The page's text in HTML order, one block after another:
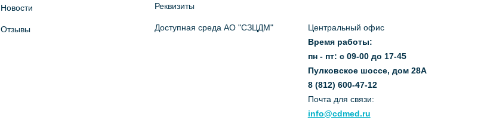
Новости
Отзывы
Реквизиты
Доступная среда АО "СЗЦДМ"
Центральный офис
Время работы:
пн - пт: с 09-00 до 17-45
Пулковское шоссе, дом 28А
8 (812) 600-47-12
Почта для связи:
info@cdmed.ru